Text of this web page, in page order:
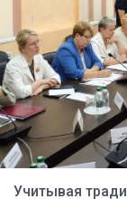
Учитывая